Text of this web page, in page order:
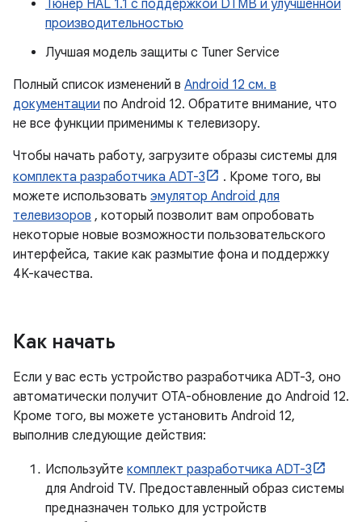
Тюнер HAL 1.1 с поддержкой DTMB и улучшенной
производительностью
Лучшая модель защиты с Tuner Service
Полный список изменений в Android 12 см. в
документации по Android 12. Обратите внимание, что
не все функции применимы к телевизору.
Чтобы начать работу, загрузите образы системы для
комплекта разработчика ADT-3
. Кроме того, вы
можете использовать эмулятор Android для
телевизоров , который позволит вам опробовать
некоторые новые возможности пользовательского
интерфейса, такие как размытие фона и поддержку
4K-качества.
Как начать
Если у вас есть устройство разработчика ADT-3, оно
автоматически получит OTA-обновление до Android 12.
Кроме того, вы можете установить Android 12,
выполнив следующие действия:
Используйте комплект разработчика ADT-3
для Android TV. Предоставленный образ системы
предназначен только для устройств